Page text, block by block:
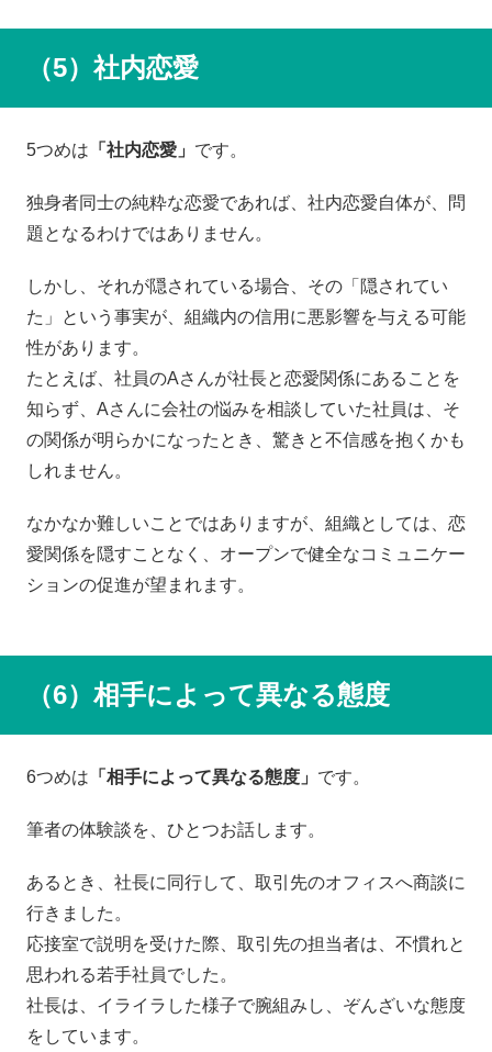
（5）社内恋愛
5つめは 「社内恋愛」 です。
独身者同士の純粋な恋愛であれば、社内恋愛自体が、問
題となるわけではありません。
しかし、それが隠されている場合、その「隠されてい
た」という事実が、組織内の信用に悪影響を与える可能
性があります。
たとえば、社員のAさんが社長と恋愛関係にあることを
知らず、Aさんに会社の悩みを相談していた社員は、そ
の関係が明らかになったとき、驚きと不信感を抱くかも
しれません。
なかなか難しいことではありますが、組織としては、恋
愛関係を隠すことなく、オープンで健全なコミュニケー
ションの促進が望まれます。
（6）相手によって異なる態度
6つめは 「相手によって異なる態度」 です。
筆者の体験談を、ひとつお話します。
あるとき、社長に同行して、取引先のオフィスへ商談に
行きました。
応接室で説明を受けた際、取引先の担当者は、不慣れと
思われる若手社員でした。
社長は、イライラした様子で腕組みし、ぞんざいな態度
をしています。